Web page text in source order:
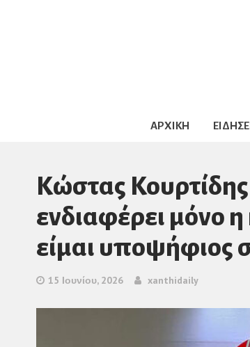
ΑΡΧΙΚΗ
Κώστας
ενδιαφέρει μόνο η
είμαι υποψήφιος
15 Ιουνίου, 2026 xanthidaily